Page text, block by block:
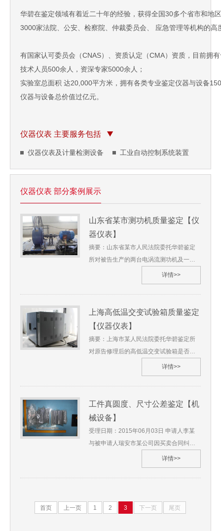
华碧在鉴定领域有着近二十年的经验，获得全国30多个省市和地
3000家法院、公安、检察院、仲裁委员会、 应急管理等机构的高
有国家认可委员会（CNAS）、资质认定（CMA）资质，目前拥
技术人员500余人，资深专家5000余人；
实验室总面积 达20,000平方米，拥有各类专业鉴定仪器与设备
仪器与设备总价值过亿元。
仪器仪表 主要服务包括
仪器仪表及计量检测设备 工业自动控制系统装置
仪器仪表 部分案例展示
山东省某市测功机质量鉴定【仪
器仪表】
摘要：山东省某市人民法院委托华碧鉴定
所对被告生产的两台电涡流测功机及一套
电机测试系统质量问题进行鉴定；对被告
提供的测功机能否对申请人提供的稀土永
磁同步电机进行正常测试进行物证鉴定。
华碧鉴定所根据现场勘验情况、实验室物
证检测数据与结果，以及相关国标、合同
电机测试系统J***8转矩转速测量仪精度不
足，电流互感器的标识与控制档位的参数
阻测试仪，不符合双方签订《技术协议》
的要求，上述物证特征影响测试数据的准
确性；涉案两台测功机及电机测试系统所
依据的测试方式不适用于永磁同步电机的
测试，不能对稀土永磁同步电机进行正常
测试，并出具了相关物证鉴定意见书。1.
套电机测试系统质量问题进行鉴定；对被
详情>>
上海高低温交变试验箱质量鉴定
【仪器仪表】
摘要：上海市某人民法院委托华碧鉴定所
对原告修理后的高低温交变试验箱是否可
以按照原告合同约定的技术标准使用进行
物证鉴定。华碧鉴定所根据现场勘验情
况、实验室物证检测数据与结果，以及相
关国标、合同约定进行验证试验与综合分
析，做出了综合判断，鉴定出原告修理后
物证，不符合《技术协议》的约定，不能
按照原告合同约定的技术标准使用，并出
试验箱是否可以按照原告合同约定的技术
详情>>
工件真圆度、尺寸公差鉴定【机
械设备】
受理日期：2015年06月03日 申请人李某
与被申请人瑞安市某公司因买卖合同纠纷
一案诉至江苏省某市人民法院，该院委托
我单位进行技术鉴定，我单位受理了此鉴
定。华碧鉴定所根据现场勘验情况、实验
进行验证试验与综合分析，做出了综合判
详情>>
首页 上一页 1 2 3 下一页 尾页